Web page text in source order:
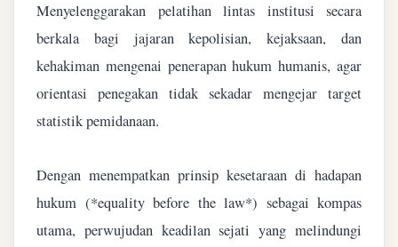
Menyelenggarakan pelatihan lintas institusi secara
berkala bagi jajaran kepolisian, kejaksaan, dan
kehakiman mengenai penerapan hukum humanis, agar
orientasi penegakan tidak sekadar mengejar target
statistik pemidanaan.
Dengan menempatkan prinsip kesetaraan di hadapan
hukum (*equality before the law*) sebagai kompas
utama, perwujudan keadilan sejati yang melindungi